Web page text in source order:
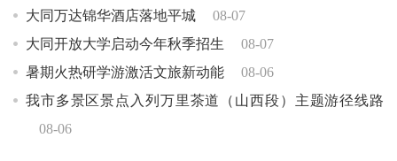
大同万达锦华酒店落地平城
08-07
大同开放大学启动今年秋季招生
08-07
暑期火热研学游激活文旅新动能
08-06
我市多景区景点入列万里茶道（山西段）主题游径线路
08-06